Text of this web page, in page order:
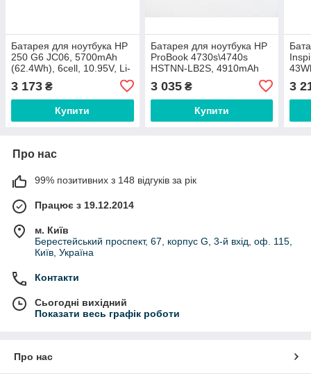
Батарея для ноутбука HP
250 G6 JC06, 5700mAh
(62.4Wh), 6cell, 10.95V, Li-
ion, чорна, ОРИГІНАЛЬНА
3 173 ₴
Купити
Батарея для ноутбука HP
ProBook 4730s\4740s
HSTNN-LB2S, 4910mAh
(73Wh), 8cell, 14.4V, Li-ion,
чорна,
3 035₴
Купити
3
Про нас
99% позитивних з 148 відгуків за рік
Працює з 19.12.2014
м. Київ
Берестейський проспект, 67, корпус G, 3-й вхід, оф. 115,
Київ, Україна
Контакти
Сьогодні вихідний
Показати весь графік роботи
Про нас